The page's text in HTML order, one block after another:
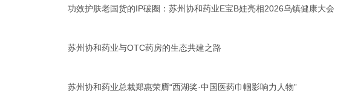
功效护肤老国货的IP破圈：苏州协和药业E宝B娃亮相2026乌镇健康大会
苏州协和药业与OTC药房的生态共建之路
苏州协和药业总裁郑惠荣膺“西湖奖·中国医药巾帼影响力人物”